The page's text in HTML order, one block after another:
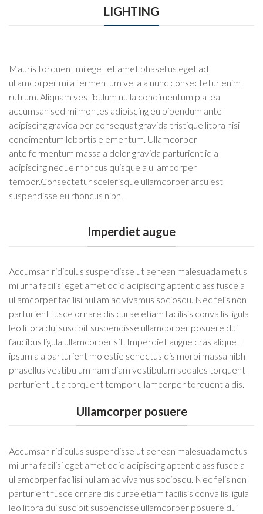
LIGHTING
Mauris torquent mi eget et amet phasellus eget ad
ullamcorper mi a fermentum vel a a nunc consectetur enim
rutrum. Aliquam vestibulum nulla condimentum platea
accumsan sed mi montes adipiscing eu bibendum ante
adipiscing gravida per consequat gravida tristique litora nisi
condimentum lobortis elementum. Ullamcorper
ante fermentum massa a dolor gravida parturient id a
adipiscing neque rhoncus quisque a ullamcorper
tempor.Consectetur scelerisque ullamcorper arcu est
suspendisse eu rhoncus nibh.
Imperdiet augue
Accumsan ridiculus suspendisse ut aenean malesuada metus
mi urna facilisi eget amet odio adipiscing aptent class fusce a
ullamcorper facilisi nullam ac vivamus sociosqu. Nec felis non
parturient fusce ornare dis curae etiam facilisis convallis ligula
leo litora dui suscipit suspendisse ullamcorper posuere dui
faucibus ligula ullamcorper sit. Imperdiet augue cras aliquet
ipsum a a parturient molestie senectus dis morbi massa nibh
phasellus vestibulum nam diam vestibulum sodales torquent
parturient ut a torquent tempor ullamcorper torquent a dis.
Ullamcorper posuere
Accumsan ridiculus suspendisse ut aenean malesuada metus
mi urna facilisi eget amet odio adipiscing aptent class fusce a
ullamcorper facilisi nullam ac vivamus sociosqu. Nec felis non
parturient fusce ornare dis curae etiam facilisis convallis ligula
leo litora dui suscipit suspendisse ullamcorper posuere dui